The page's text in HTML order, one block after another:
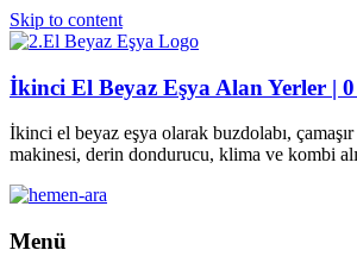
Skip to content
İkinci El Beyaz Eşya Alan Yerler |
İkinci el beyaz eşya olarak buzdolabı,
makinesi, derin dondurucu, klima ve kombi
Menü